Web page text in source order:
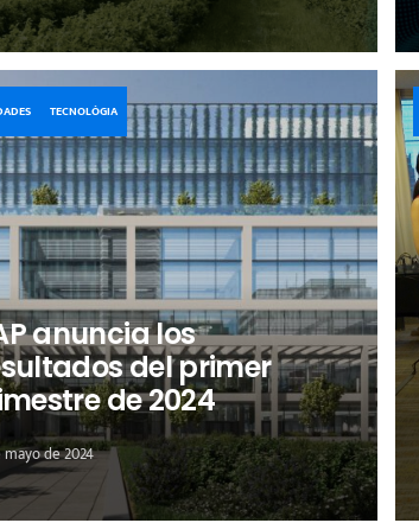
anuncia los
del primer
de 2024
mayo de 2024
TECNOLÓGIA